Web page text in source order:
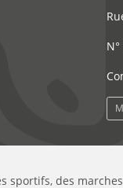
sportifs, des